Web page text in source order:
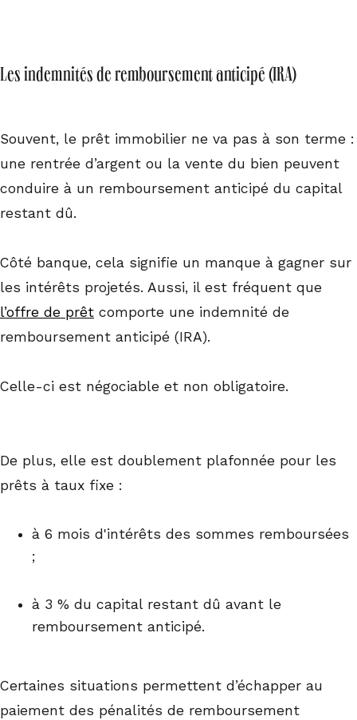
Les indemnités de remboursement anticipé (IRA)
Souvent, le prêt immobilier ne va pas à son terme :
une rentrée d’argent ou la vente du bien peuvent
conduire à un remboursement anticipé du capital
restant dû.
Côté banque, cela signifie un manque à gagner sur
les intérêts projetés. Aussi, il est fréquent que
l’offre de prêt comporte une indemnité de
remboursement anticipé (IRA).
Celle-ci est négociable et non obligatoire.
De plus, elle est doublement plafonnée pour les
prêts à taux fixe :
à 6 mois d'intérêts des sommes remboursées
;
à 3 % du capital restant dû avant le
remboursement anticipé.
Certaines situations permettent d’échapper au
paiement des pénalités de remboursement